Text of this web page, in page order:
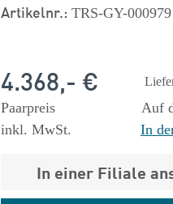
Artikelnr.: TRS-GY-000979
4.368,- €
Paarpreis
inkl. MwSt.
Auf
In
In einer Filiale